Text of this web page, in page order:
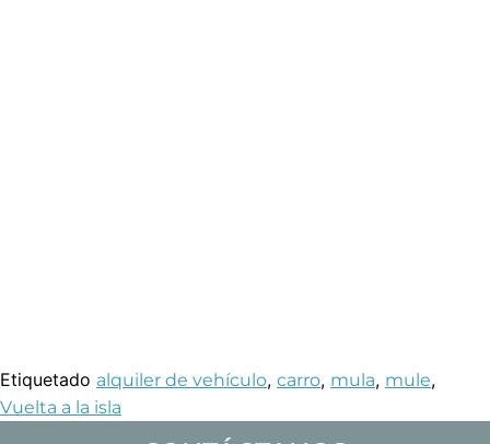
Etiquetado alquiler de vehículo, carro, mula, mule,
Vuelta a la isla